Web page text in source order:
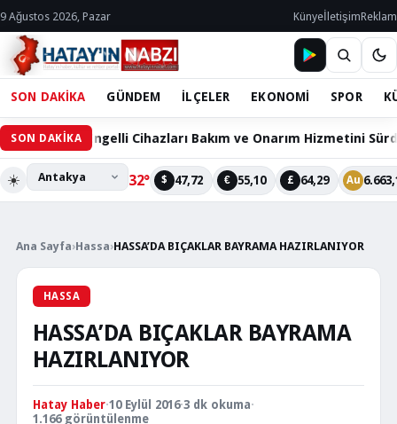
9 Ağustos 2026, Pazar KünyeİletişimReklam
SON DAKİKA GÜNDEM İLÇELER EKONOMİ SPOR
SON DAKİKA
Cihazları Bakım ve Onarım Hizmetini Sürdürüyor
☀️ 32° $ 47,72 € 55,10 £ 64,29 Au
Ana Sayfa›Hassa›HASSA’DA BIÇAKLAR BAYRAMA HAZIRLANIYOR
HASSA
HASSA’DA BIÇAKLAR BAYRAMA
HAZIRLANIYOR
Hatay Haber·10 Eylül 2016·3 dk okuma·
1.166 görüntülenme